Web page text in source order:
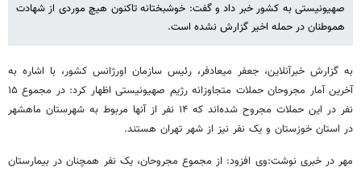
صهیونیستی به کشور خبر داد و گفت: خوشبختانه تاکنون هیچ موردی از شهادت
هموطنان در حمله اخیر گزارش نشده است.
به گزارش خبرآنلاین، جعفر میعادفر، رئیس سازمان اورژانس کشور، با اشاره به
آخرین آمار مجروحان حملات متجاوزانه رژیم صهیونیستی اظهار کرد: در مجموع ۱۵
نفر در این حملات مجروح شده‌اند که ۱۴ نفر از آنها مربوط به شهرستان ماهشهر
در استان خوزستان و یک نفر نیز از شهر تهران هستند.
مهر در خبری نوشت:وی افزود: از مجموع مجروحان، یک نفر همچنان در بیمارستان